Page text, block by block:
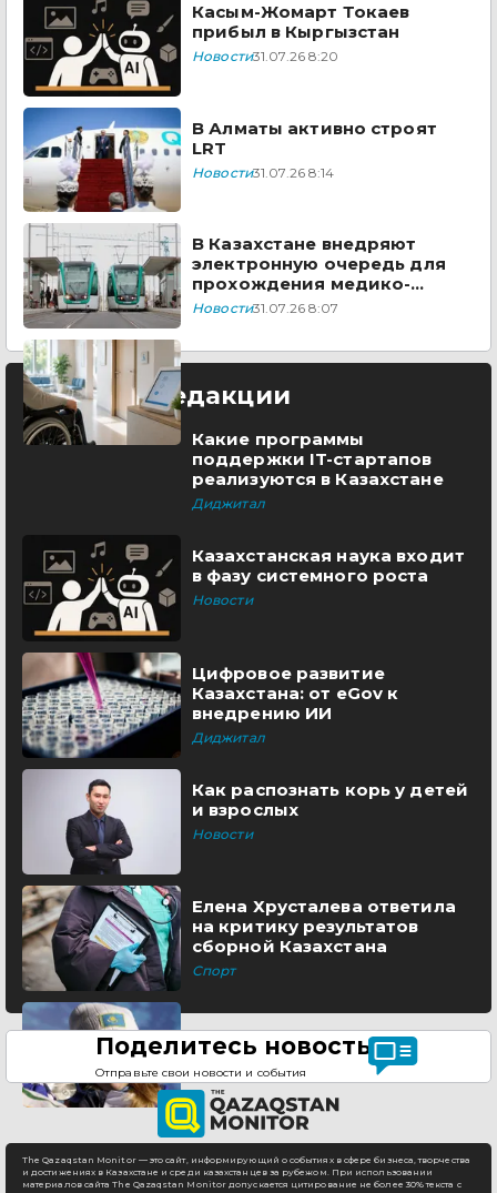
Касым-Жомарт Токаев
прибыл в Кыргызстан
Новости31.07.26 8:20
В Алматы активно строят
LRT
Новости31.07.26 8:14
В Казахстане внедряют
электронную очередь для
прохождения медико-
социальной экспертизы
Новости31.07.26 8:07
Выбор редакции
Какие программы
поддержки IT-стартапов
реализуются в Казахстане
Диджитал
Казахстанская наука входит
в фазу системного роста
Новости
Цифровое развитие
Казахстана: от eGov к
внедрению ИИ
Диджитал
Как распознать корь у детей
и взрослых
Новости
Елена Хрусталева ответила
на критику результатов
сборной Казахстана
Спорт
Поделитесь новостью
Отправьте свои новости и события
The Qazaqstan Monitor — это сайт, информирующий о событиях в сфере бизнеса, творчества
и достижениях в Казахстане и среди казахстанцев за рубежом. При использовании
материалов сайта The Qazaqstan Monitor допускается цитирование не более 30% текста с